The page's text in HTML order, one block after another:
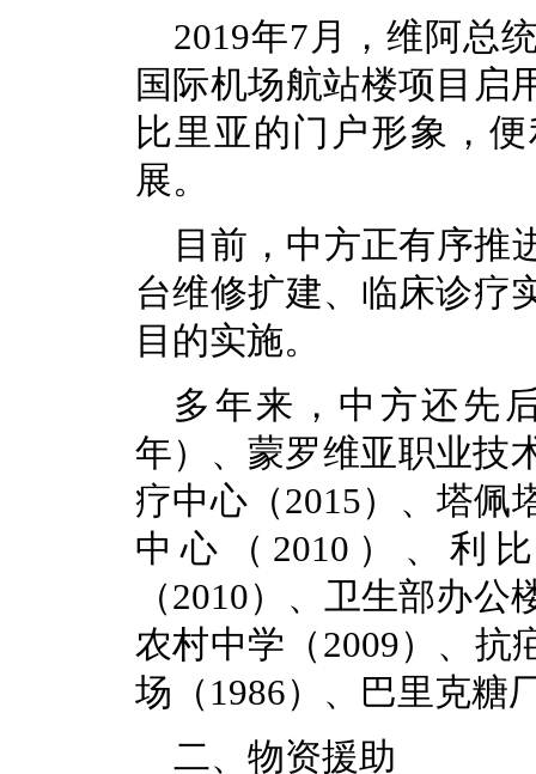
2019年7月，维阿总
国际机场航站楼项目启
比里亚的门户形象，
展。
目前，中方正有序推
台维修扩建、临床诊疗
目的实施。
多年来，中方还先
年）、蒙罗维亚职业技
疗中心（2015）、塔佩
中心（2010）、 利
（2010）、卫生部办
农村中学（2009）、抗
场（1986）、巴里克糖
二、物资援助